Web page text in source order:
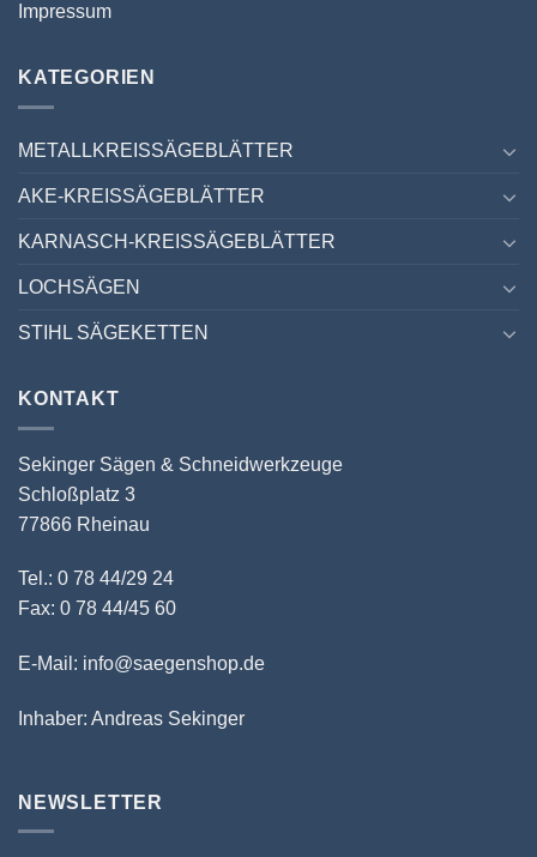
Impressum
KATEGORIEN
METALLKREISSÄGEBLÄTTER
AKE-KREISSÄGEBLÄTTER
KARNASCH-KREISSÄGEBLÄTTER
LOCHSÄGEN
STIHL SÄGEKETTEN
KONTAKT
Sekinger Sägen & Schneidwerkzeuge
Schloßplatz 3
77866 Rheinau
Tel.: 0 78 44/29 24
Fax: 0 78 44/45 60
E-Mail: info@saegenshop.de
Inhaber: Andreas Sekinger
NEWSLETTER